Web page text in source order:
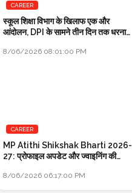
CAREER
स्कूल शिक्षा विभाग के खिलाफ एक और
आंदोलन, DPI के सामने तीन दिन तक धरना
8/06/2026 08:01:00 PM
CAREER
MP Atithi Shikshak Bharti 2026-
27: प्रोफाइल अपडेट और ज्वाइनिंग की
8/06/2026 06:17:00 PM